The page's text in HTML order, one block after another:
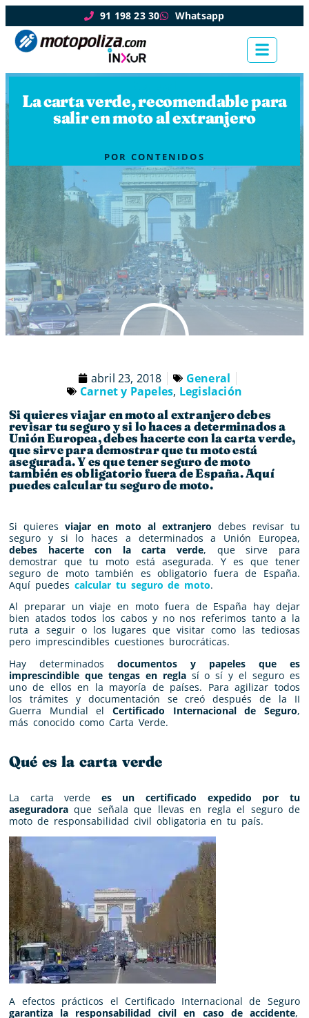
91 198 23 30 Whatsapp
La carta verde, recomendable para
salir en moto al extranjero
POR CONTENIDOS
abril 23, 2018
General
Carnet y Papeles, Legislación
Si quieres viajar en moto al extranjero debes
revisar tu seguro y si lo haces a determinados a
Unión Europea, debes hacerte con la carta verde,
que sirve para demostrar que tu moto está
asegurada. Y es que tener seguro de moto
también es obligatorio fuera de España. Aquí
puedes calcular tu seguro de moto.
Si quieres viajar en moto al extranjero debes revisar tu
seguro y si lo haces a determinados a Unión Europea,
debes hacerte con la carta verde, que sirve para
demostrar que tu moto está asegurada. Y es que tener
seguro de moto también es obligatorio fuera de España.
Aquí puedes calcular tu seguro de moto.
Al preparar un viaje en moto fuera de España hay dejar
bien atados todos los cabos y no nos referimos tanto a la
ruta a seguir o los lugares que visitar como las tediosas
pero imprescindibles cuestiones burocráticas.
Hay determinados documentos y papeles que es
imprescindible que tengas en reglasí o sí y el seguro es
uno de ellos en la mayoría de países. Para agilizar todos
los trámites y documentación se creó después de la II
Guerra Mundial el Certificado Internacional de Seguro,
más conocido como Carta Verde.
Qué es la carta verde
La carta verde es un certificado expedido por tu
aseguradora que señala que llevas en regla el seguro de
moto de responsabilidad civil obligatoria en tu país.
A efectos prácticos el Certificado Internacional de Seguro
garantiza la responsabilidad civil en caso de accidente,